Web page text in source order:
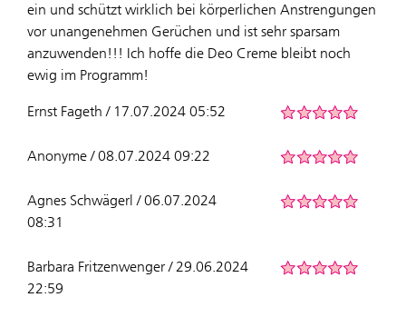
ein und schützt wirklich bei körperlichen Anstrengungen
vor unangenehmen Gerüchen und ist sehr sparsam
anzuwenden!!! Ich hoffe die Deo Creme bleibt noch
ewig im Programm!
Ernst Fageth / 17.07.2024 05:52
Anonyme / 08.07.2024 09:22
Agnes Schwägerl / 06.07.2024
08:31
Barbara Fritzenwenger / 29.06.2024
22:59